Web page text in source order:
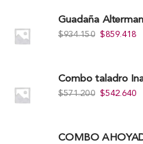
$934.150 $859.418
$571.200 $542.640